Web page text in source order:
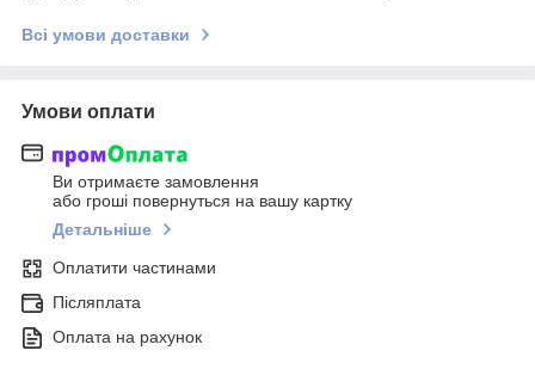
Всі умови доставки
Умови оплати
Ви отримаєте замовлення
або гроші повернуться на вашу картку
Детальніше
Оплатити частинами
Післяплата
Оплата на рахунок